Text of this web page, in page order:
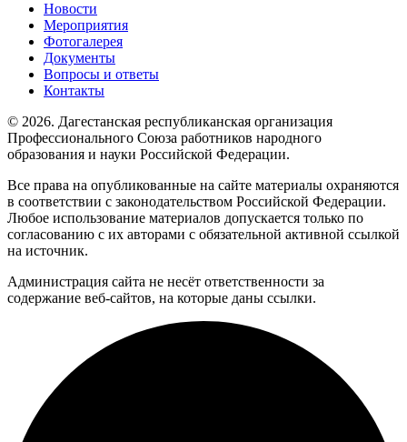
Новости
Мероприятия
Фотогалерея
Документы
Вопросы и ответы
Контакты
© 2026. Дагестанская республиканская организация
Профессионального Союза работников народного
образования и науки Российской Федерации.
Все права на опубликованные на сайте материалы охраняются
в соответствии с законодательством Российской Федерации.
Любое использование материалов допускается только по
согласованию с их авторами с обязательной активной ссылкой
на источник.
Администрация сайта не несёт ответственности за
содержание веб-сайтов, на которые даны ссылки.